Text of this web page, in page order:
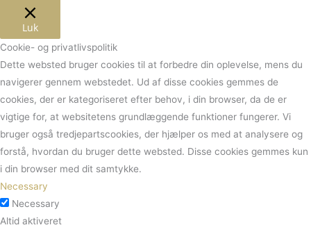
Luk
Cookie- og privatlivspolitik
Dette websted bruger cookies til at forbedre din oplevelse, mens du
navigerer gennem webstedet. Ud af disse cookies gemmes de
cookies, der er kategoriseret efter behov, i din browser, da de er
vigtige for, at websitetens grundlæggende funktioner fungerer. Vi
bruger også tredjepartscookies, der hjælper os med at analysere og
forstå, hvordan du bruger dette websted. Disse cookies gemmes kun
i din browser med dit samtykke.
Necessary
Necessary
Altid aktiveret